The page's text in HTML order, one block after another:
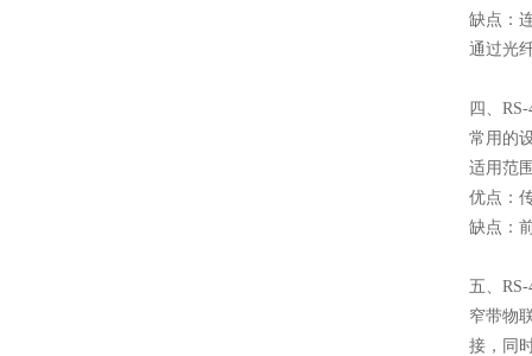
缺点：
通过光
四、
常用的
适用范
优点：
缺点：
五、
窄带物
接，同